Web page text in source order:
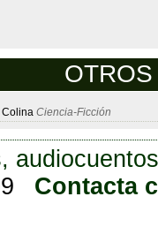
Colina Ciencia-Ficción
Contacta